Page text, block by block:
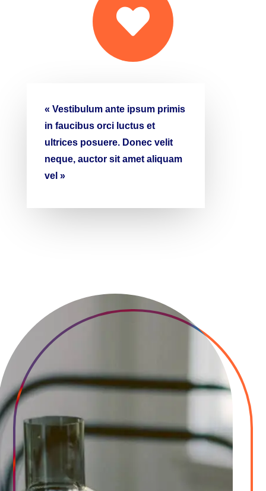

« Vestibulum ante ipsum primis
in faucibus orci luctus et
ultrices posuere. Donec velit
neque, auctor sit amet aliquam
vel »